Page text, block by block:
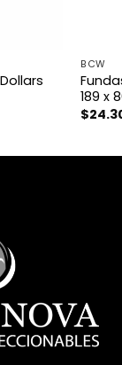
BCW
189 x
$